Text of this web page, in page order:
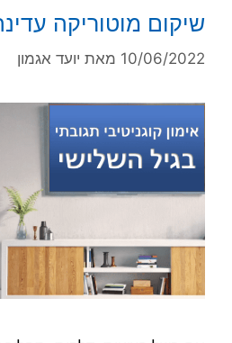
שיקום מוטוריקה
10/06/2022 מאת יועד אגמון